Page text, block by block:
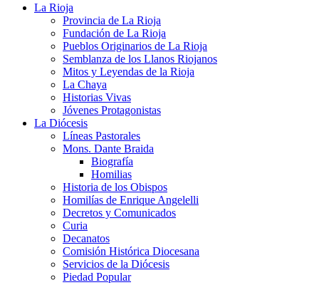
La Rioja
Provincia de La Rioja
Fundación de La Rioja
Pueblos Originarios de La Rioja
Semblanza de los Llanos Riojanos
Mitos y Leyendas de la Rioja
La Chaya
Historias Vivas
Jóvenes Protagonistas
La Diócesis
Líneas Pastorales
Mons. Dante Braida
Biografía
Homilias
Historia de los Obispos
Homilías de Enrique Angelelli
Decretos y Comunicados
Curia
Decanatos
Comisión Histórica Diocesana
Servicios de la Diócesis
Piedad Popular